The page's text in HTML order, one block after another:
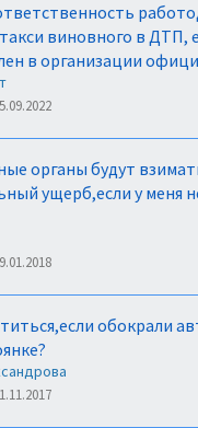
виновного в ДТП,
в организации
органы будут
ущерб,если у меня
обокрали